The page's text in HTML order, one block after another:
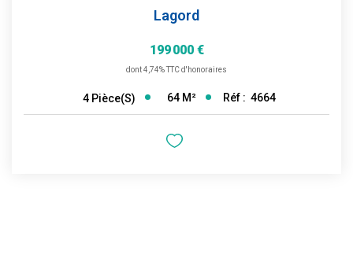
Lagord
199 000 €
dont 4,74% TTC d'honoraires
4 Pièce(s) 64 M² Réf : 4664